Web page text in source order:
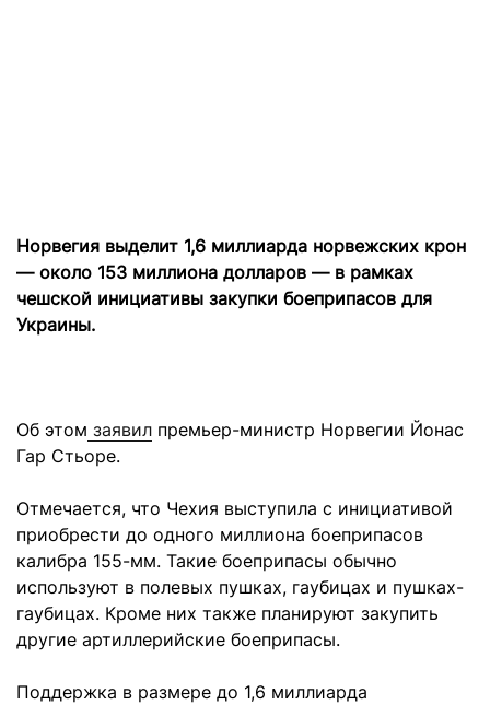
Норвегия выделит 1,6 миллиарда норвежских крон
— около 153 миллиона долларов — в рамках
чешской инициативы закупки боеприпасов для
Украины.
Об этом заявил премьер-министр Норвегии Йонас
Гар Стьоре.
Отмечается, что Чехия выступила с инициативой
приобрести до одного миллиона боеприпасов
калибра 155-мм. Такие боеприпасы обычно
используют в полевых пушках, гаубицах и пушках-
гаубицах. Кроме них также планируют закупить
другие артиллерийские боеприпасы.
Поддержка в размере до 1,6 миллиарда